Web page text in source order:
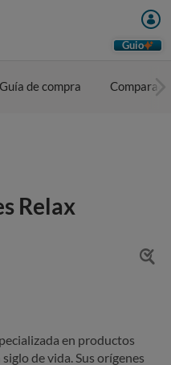
Guio
Guía de compra
Relax
en productos
de vida. Sus orígenes